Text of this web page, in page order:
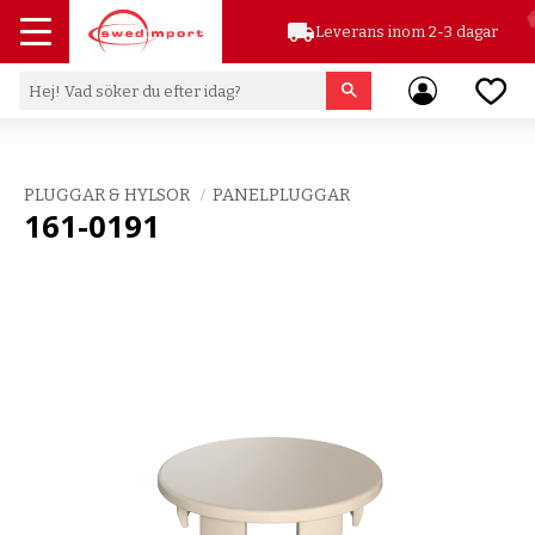
Meny
local_shippingLeverans inom 2-3 dagar
PLUGGAR & HYLSOR PANELPLUGGAR
161-0191